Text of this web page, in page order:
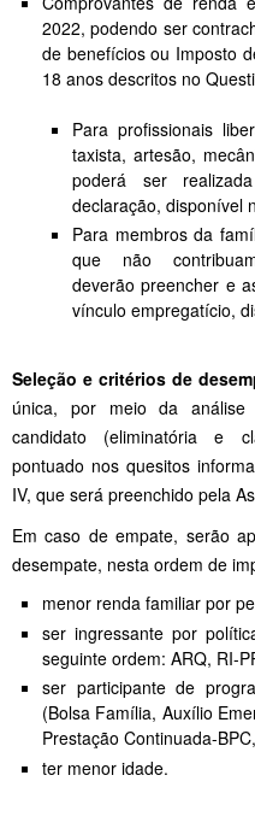
2022, podendo ser
de benefícios ou Imposto
18 anos descritos no
Para profissionais
taxista, artesão,
poderá ser
declaração, disponível
Para membros da
que não
deverão preencher e
vínculo empregatício,
Seleção e critérios de
única, por meio da análise
candidato (eliminatória e
pontuado nos quesitos
IV, que será preenchido pela
Em caso de empate, serão
desempate, nesta ordem de
menor renda familiar por
ser ingressante por
seguinte ordem: ARQ, RI-
ser participante de
(Bolsa Família, Auxílio
Prestação Continuada-
ter menor idade.